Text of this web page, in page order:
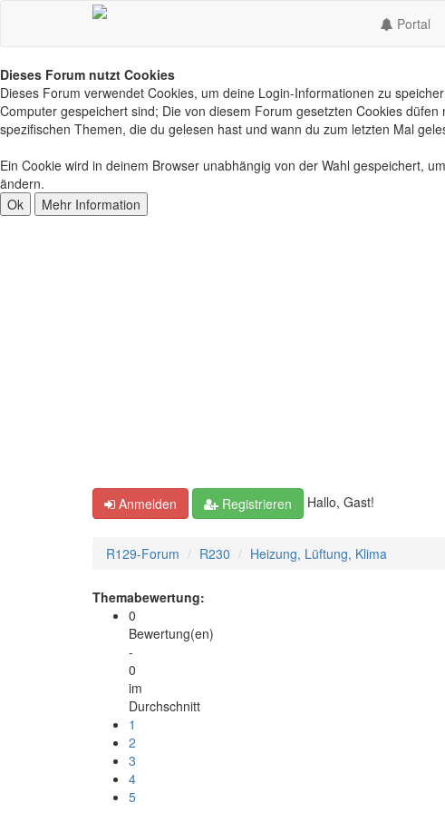
Portal
Dieses Forum nutzt Cookies
Dieses Forum verwendet Cookies, um deine Login-Informationen zu
Computer gespeichert sind; Die von diesem Forum gesetzten Cookies
spezifischen Themen, die du gelesen hast und wann du zum letzten Mal
Ein Cookie wird in deinem Browser unabhängig von der Wahl gespeichert,
ändern.
Anmelden Registrieren Hallo, Gast!
R129-Forum R230 Heizung, Lüftung, Klima
Themabewertung:
0
Bewertung(en)
-
0
im
Durchschnitt
1
2
3
4
5